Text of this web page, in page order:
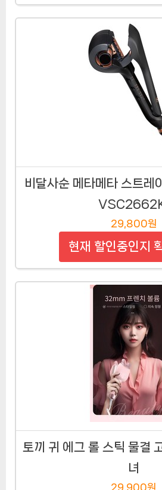
비달사순 메타메타 스트레
29,800원
현재 할인중인지
토끼 귀 에그 롤 스틱 물결
녀
29,900원